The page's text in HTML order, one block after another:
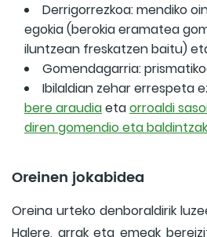
Derrigorrezkoa: mendiko
egokia (berokia eramatea
iluntzean freskatzen baitu)
Gomendagarria:
Ibilaldian zehar errespeta
bere araudiaetaorroaldi
diren gomendio eta
Oreinen jokabidea
Oreina urteko denboraldirik
Halere, arrak eta emeak